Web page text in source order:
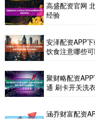
高盛配资官网
经验
安泽配资APP
饮食注意哪些
聚财略配资
通 刷卡开关洗
涵乔财富配资